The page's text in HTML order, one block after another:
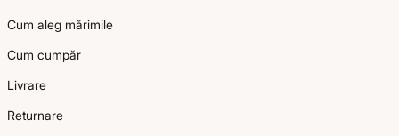
Cum aleg mărimile
Cum cumpăr
Livrare
Returnare